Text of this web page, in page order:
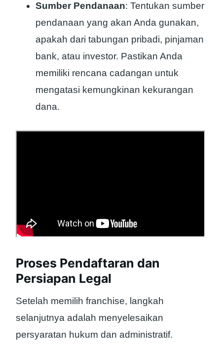
Sumber Pendanaan: Tentukan sumber
pendanaan yang akan Anda gunakan,
apakah dari tabungan pribadi, pinjaman
bank, atau investor. Pastikan Anda
memiliki rencana cadangan untuk
mengatasi kemungkinan kekurangan
dana.
Proses Pendaftaran dan
Persiapan Legal
Setelah memilih franchise, langkah
selanjutnya adalah menyelesaikan
persyaratan hukum dan administratif.